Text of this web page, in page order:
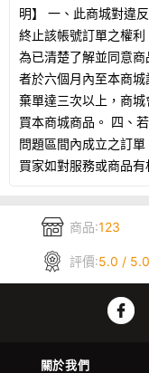
明】 一、此商城對違
終止該帳號訂單之權
為已清楚了解並同意
者於六個月內至本商
棄單達三次以上，商
買本商城商品。 四、
問題區間內成立之訂
買家如對服務或商品
商品:123
評價:5.0 / 5.0
關於我們